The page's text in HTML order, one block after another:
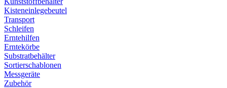
Kisteneinlegebeutel
Transport
Schleifen
Erntehilfen
Erntekörbe
Substratbehälter
Sortierschablonen
Messgeräte
Zubehör